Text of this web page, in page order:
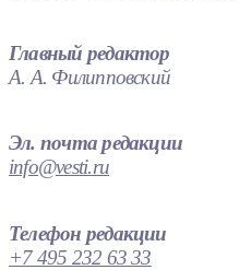
Главный редактор
А. А. Филипповский
Эл. почта редакции
info@vesti.ru
Телефон редакции
+7 495 232 63 33